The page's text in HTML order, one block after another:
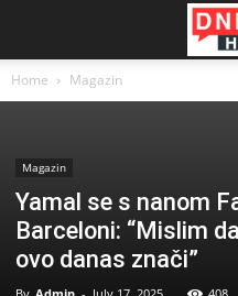
Home Magazin
Magazin
Yamal se s nanom
Barceloni: “Mislim
ovo danas znači”